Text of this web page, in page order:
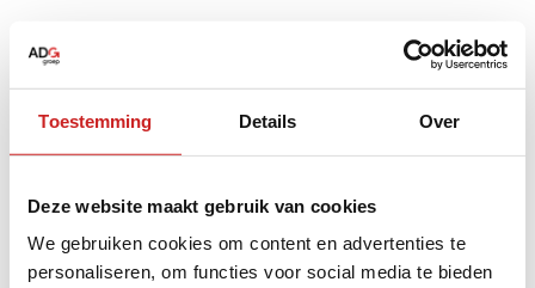
Toestemming Details Over
Deze website maakt gebruik van cookies
We gebruiken cookies om content en advertenties te
personaliseren, om functies voor social media te bieden